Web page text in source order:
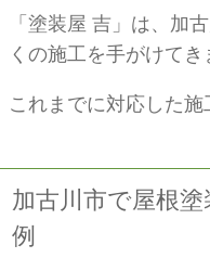
「塗装屋 吉」は、加
くの施工を手がけてき
これまでに対応した施
加古川市で屋根
例